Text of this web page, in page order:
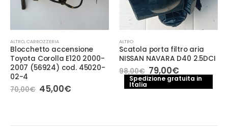
ALTRO,CARROZZERIA
Blocchetto accensione
Toyota Corolla E120 2000-
2007 (56924) cod. 45020-
02-4
70,00€ Il
prezzo
45,00€Il
ALTRO
Scatola porta filtro aria
NISSAN NAVARA D40 2.5DCI
98,00€ Il
prezzo
originale
79,00€Il
prezzo
attuale
Spedizione gratuita in
Italia